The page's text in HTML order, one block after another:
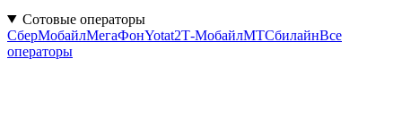
Сотовые операторы
СберМобайлМегаФонYotat2Т‑МобайлМТСбилайнВсе
операторы